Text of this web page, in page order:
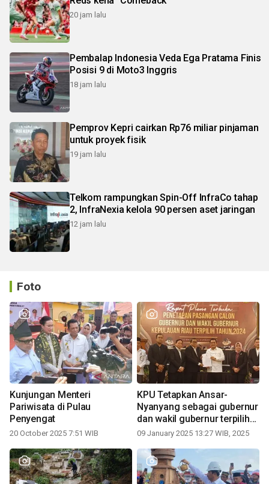
20 jam lalu
Pembalap Indonesia Veda Ega Pratama Finis
Posisi 9 di Moto3 Inggris
18 jam lalu
Pemprov Kepri cairkan Rp76 miliar pinjaman
untuk proyek fisik
19 jam lalu
Telkom rampungkan Spin-Off InfraCo tahap
2, InfraNexia kelola 90 persen aset jaringan
12 jam lalu
Foto
Kunjungan Menteri
Pariwisata di Pulau
Penyengat
20 October 2025 7:51 WIB
KPU Tetapkan Ansar-
Nyanyang sebagai gubernur
dan wakil gubernur terpilih
periode 2025-2030
09 January 2025 13:27 WIB, 2025